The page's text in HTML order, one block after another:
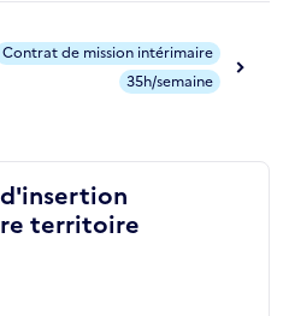
Contrat de mission intérimaire
35h/semaine
territoire